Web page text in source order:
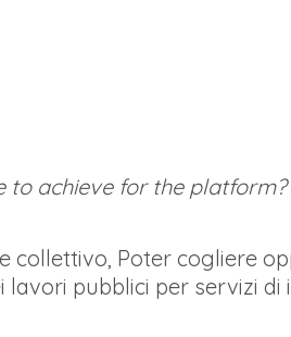
to achieve for the platform?
collettivo, Poter cogliere
pubblici per servizi di